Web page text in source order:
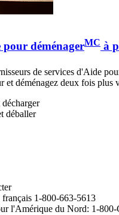
pour déménagerMC à
de services d'Aide
et déménagez deux fois plus
déballer
français 1-800-663-5613
l'Amérique du Nord: 1-